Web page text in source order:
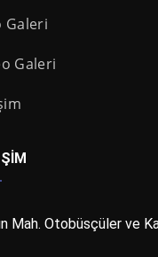
Galeri
Galeri
Mah. Otobüsçüler ve